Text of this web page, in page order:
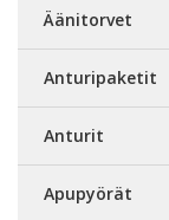
Äänitorvet
Anturipaketit
Anturit
Apupyörät